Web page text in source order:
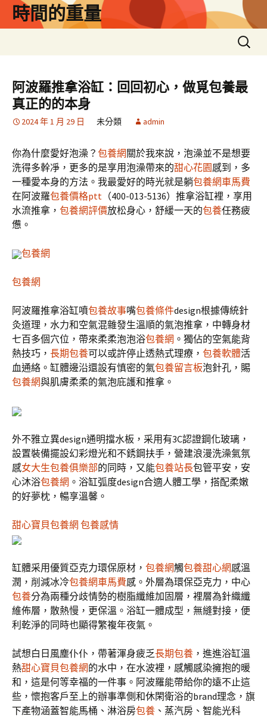
時間的重量
搜
尋
鍵
字:
阿波羅推拿浴缸：回回初心，做覓包養最
真正的的本身
2024 年 1 月 29 日 未分類 admin
你為什麼愛好泡澡？ 包養網 關於我來說，泡澡並不是想要
洗得多幹凈，更多的是享用泡澡帶來的甜心花園感到，多
一種愛本身的方法。我最愛好的時光就是躺包養網車馬費
在阿波羅包養價格ptt （400-013-5136）推拿浴缸裡，享用
水流推拿， 包養網評價放松身心，舒緩一天的包養任務疲
憊。
包養網
包養網
阿波羅推拿浴缸噴包養故事嘴包養條件design根據傳統針
灸道理，水力和空氣混雜發生溫順的氣泡推拿，中轉身材
七百多個穴位，帶來柔柔泡泡浴包養網 。獨佔的空氣能背
熱技巧， 長期包養可以或許停止透熱式理療， 包養軟體活
血通絡。缸體邊沿還設有慎密的氣包養留言板泡針孔，賜
包養網與肌膚柔柔的氣泡庇護和推拿。
外不雅立異design通明擋水板，采用有3C認證鋼化玻璃，
設置裝備擺設幻彩燈光和不銹鋼扶手，營建浪漫洗澡氣氛
感女大生包養俱樂部的同時，又能包養站長包管平安，安
心沐浴包養網 。浴缸弧度design合適人體工學，搭配柔嫩
的好夢枕，暢享溫馨。
甜心寶貝包養網 包養感情
缸體采用優質亞克力環保原材， 包養網觸包養甜心網感溫
潤，削減冰冷包養網車馬費感。外層為環保亞克力，中心
包養分為兩種分歧情勢的樹脂纖維加固層，裡層為針織纖
維佈層，散熱慢，更保溫。浴缸一體成型，無縫對接，便
利乾淨的同時也顯得繁複年夜氣。
試想白日風塵仆仆，帶著渾身疲乏長期包養 ，進進浴缸溫
熱甜心寶貝包養網的水中，在水波裡，感觸感染擁抱的暖
和，這是何等幸福的一件事。阿波羅能帶給你的遠不止這
些，懷抱客戶至上的辦事準側和休閑衛浴的brand理念，旗
下產物涵蓋智能馬桶、淋浴房包養 、蒸汽房、智能光科